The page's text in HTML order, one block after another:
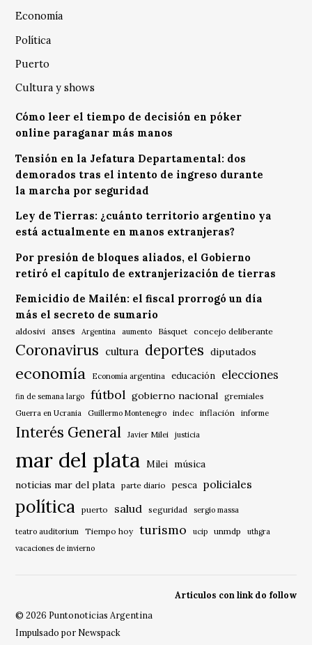
Economía
Política
Puerto
Cultura y shows
Cómo leer el tiempo de decisión en póker
online paraganar más manos
Tensión en la Jefatura Departamental: dos
demorados tras el intento de ingreso durante
la marcha por seguridad
Ley de Tierras: ¿cuánto territorio argentino ya
está actualmente en manos extranjeras?
Por presión de bloques aliados, el Gobierno
retiró el capítulo de extranjerización de tierras
Femicidio de Mailén: el fiscal prorrogó un día
más el secreto de sumario
aldosivi anses Argentina aumento Básquet concejo deliberante
Coronavirus cultura deportes diputados
economía Economía argentina educación elecciones
fin de semana largo fútbol gobierno nacional gremiales
Guerra en Ucrania Guillermo Montenegro indec inflación informe
Interés General Javier Milei justicia
mar del plata Milei música
noticias mar del plata
parte diario pesca policiales
política puerto salud seguridad sergio massa
teatro auditorium Tiempo hoy turismo ucip unmdp
uthgra
vacaciones de invierno
Articulos con link do follow
© 2026 Puntonoticias Argentina
Impulsado por Newspack